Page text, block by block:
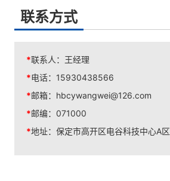
联系方式
*联系人： 王经理
*电话： 15930438566
*邮箱： hbcywangwei@126.com
*邮编： 071000
*地址： 保定市高开区电谷科技中心A区